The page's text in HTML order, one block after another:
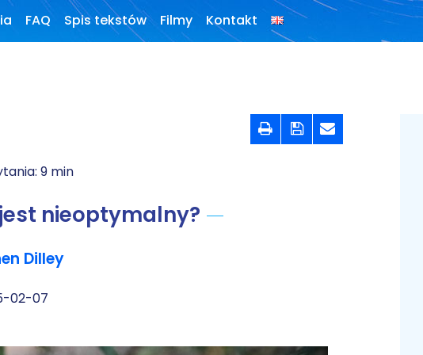
FAQ Spis tekstów Filmy
Filmy
Kontakt
  
nieoptymalny?
9min
Dilley
02-07